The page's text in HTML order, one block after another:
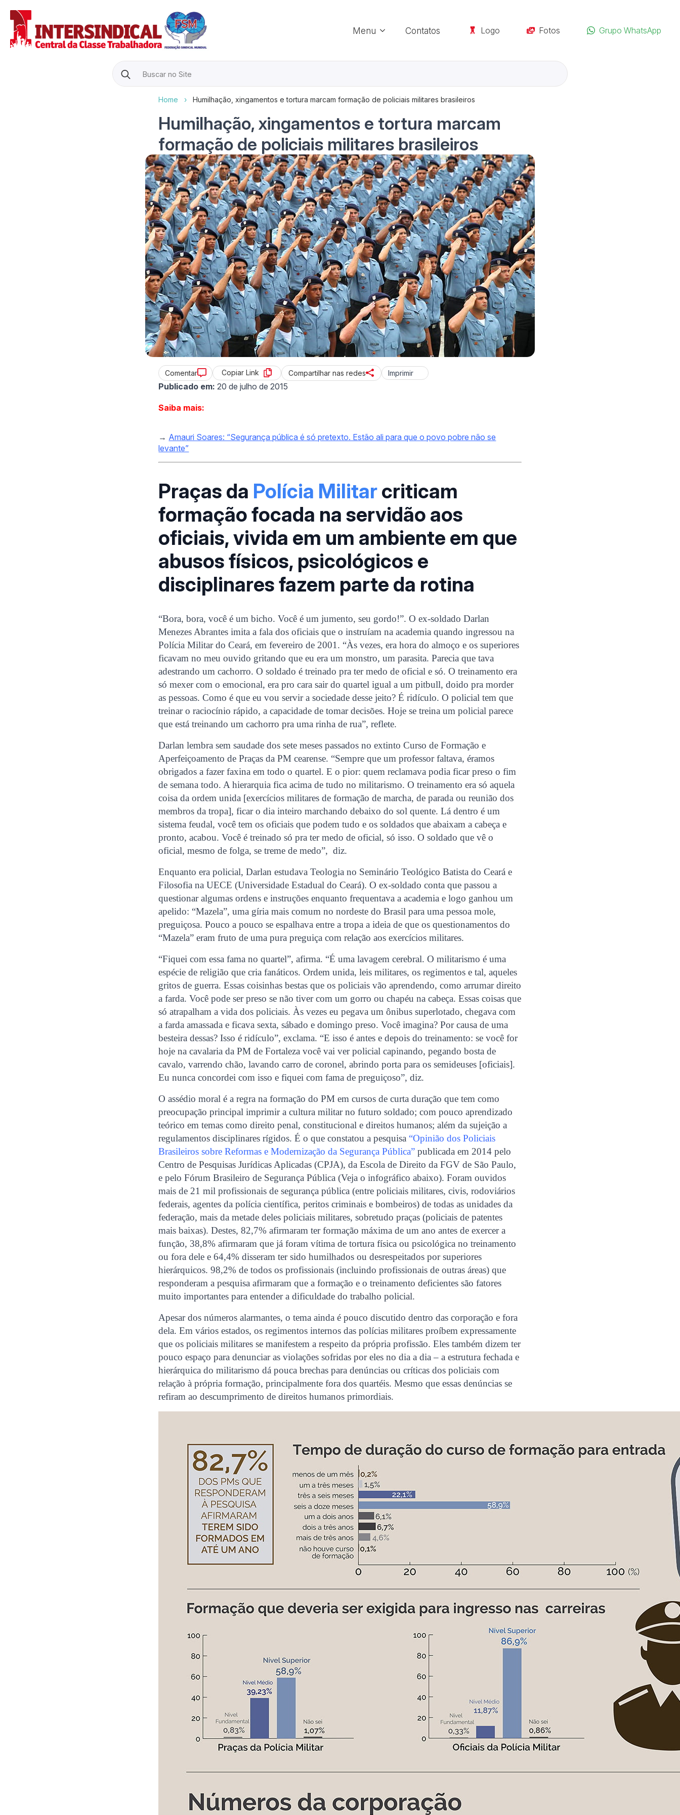
Menu Contatos Logo Fotos Grupo WhatsApp
Search
for:
Home › Humilhação, xingamentos e tortura marcam formação de policiais militares brasileiros
Humilhação, xingamentos e tortura marcam
formação de policiais militares brasileiros
Comentar Copiar Link Compartilhar nas redes Imprimir
Publicado em: 20 de julho de 2015
Saiba mais:
→ Amauri Soares: “Segurança pública é só pretexto. Estão ali para que o povo pobre não se
levante”
Praças da Polícia Militarcriticam
formação focada na servidão aos
oficiais, vivida em um ambiente em que
abusos físicos, psicológicos e
disciplinares fazem parte da rotina
“Bora, bora, você é um bicho. Você é um jumento, seu gordo!”. O ex-soldado Darlan
Menezes Abrantes imita a fala dos oficiais que o instruíam na academia quando ingressou na
Polícia Militar do Ceará, em fevereiro de 2001. “Às vezes, era hora do almoço e os superiores
ficavam no meu ouvido gritando que eu era um monstro, um parasita. Parecia que tava
adestrando um cachorro. O soldado é treinado pra ter medo de oficial e só. O treinamento era
só mexer com o emocional, era pro cara sair do quartel igual a um pitbull, doido pra morder
as pessoas. Como é que eu vou servir a sociedade desse jeito? É ridículo. O policial tem que
treinar o raciocínio rápido, a capacidade de tomar decisões. Hoje se treina um policial parece
que está treinando um cachorro pra uma rinha de rua”, reflete.
Darlan lembra sem saudade dos sete meses passados no extinto Curso de Formação e
Aperfeiçoamento de Praças da PM cearense. “Sempre que um professor faltava, éramos
obrigados a fazer faxina em todo o quartel. E o pior: quem reclamava podia ficar preso o fim
de semana todo. A hierarquia fica acima de tudo no militarismo. O treinamento era só aquela
coisa da ordem unida [exercícios militares de formação de marcha, de parada ou reunião dos
membros da tropa], ficar o dia inteiro marchando debaixo do sol quente. Lá dentro é um
sistema feudal, você tem os oficiais que podem tudo e os soldados que abaixam a cabeça e
pronto, acabou. Você é treinado só pra ter medo de oficial, só isso. O soldado que vê o
oficial, mesmo de folga, se treme de medo”, diz.
Enquanto era policial, Darlan estudava Teologia no Seminário Teológico Batista do Ceará e
Filosofia na UECE (Universidade Estadual do Ceará). O ex-soldado conta que passou a
questionar algumas ordens e instruções enquanto frequentava a academia e logo ganhou um
apelido: “Mazela”, uma gíria mais comum no nordeste do Brasil para uma pessoa mole,
preguiçosa. Pouco a pouco se espalhava entre a tropa a ideia de que os questionamentos do
“Mazela” eram fruto de uma pura preguiça com relação aos exercícios militares.
“Fiquei com essa fama no quartel”, afirma. “É uma lavagem cerebral. O militarismo é uma
espécie de religião que cria fanáticos. Ordem unida, leis militares, os regimentos e tal, aqueles
gritos de guerra. Essas coisinhas bestas que os policiais vão aprendendo, como arrumar direito
a farda. Você pode ser preso se não tiver com um gorro ou chapéu na cabeça. Essas coisas que
só atrapalham a vida dos policiais. Às vezes eu pegava um ônibus superlotado, chegava com
a farda amassada e ficava sexta, sábado e domingo preso. Você imagina? Por causa de uma
besteira dessas? Isso é ridículo”, exclama. “E isso é antes e depois do treinamento: se você for
hoje na cavalaria da PM de Fortaleza você vai ver policial capinando, pegando bosta de
cavalo, varrendo chão, lavando carro de coronel, abrindo porta para os semideuses [oficiais].
Eu nunca concordei com isso e fiquei com fama de preguiçoso”, diz.
O assédio moral é a regra na formação do PM em cursos de curta duração que tem como
preocupação principal imprimir a cultura militar no futuro soldado; com pouco aprendizado
teórico em temas como direito penal, constitucional e direitos humanos; além da sujeição a
regulamentos disciplinares rígidos. É o que constatou a pesquisa “Opinião dos Policiais
Brasileiros sobre Reformas e Modernização da Segurança Pública” publicada em 2014 pelo
Centro de Pesquisas Jurídicas Aplicadas (CPJA), da Escola de Direito da FGV de São Paulo,
e pelo Fórum Brasileiro de Segurança Pública (Veja o infográfico abaixo). Foram ouvidos
mais de 21 mil profissionais de segurança pública (entre policiais militares, civis, rodoviários
federais, agentes da polícia científica, peritos criminais e bombeiros) de todas as unidades da
federação, mais da metade deles policiais militares, sobretudo praças (policiais de patentes
mais baixas). Destes, 82,7% afirmaram ter formação máxima de um ano antes de exercer a
função, 38,8% afirmaram que já foram vítima de tortura física ou psicológica no treinamento
ou fora dele e 64,4% disseram ter sido humilhados ou desrespeitados por superiores
hierárquicos. 98,2% de todos os profissionais (incluindo profissionais de outras áreas) que
responderam a pesquisa afirmaram que a formação e o treinamento deficientes são fatores
muito importantes para entender a dificuldade do trabalho policial.
Apesar dos números alarmantes, o tema ainda é pouco discutido dentro das corporação e fora
dela. Em vários estados, os regimentos internos das polícias militares proíbem expressamente
que os policiais militares se manifestem a respeito da própria profissão. Eles também dizem ter
pouco espaço para denunciar as violações sofridas por eles no dia a dia – a estrutura fechada e
hierárquica do militarismo dá pouca brechas para denúncias ou críticas dos policiais com
relação à própria formação, principalmente fora dos quartéis. Mesmo que essas denúncias se
refiram ao descumprimento de direitos humanos primordiais.